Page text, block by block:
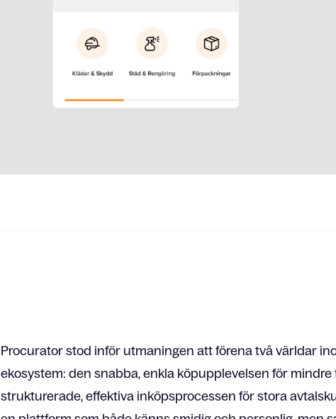
Procurator stod inför utmaningen att förena två världar
ekosystem: den snabba, enkla köpupplevelsen för mindre
strukturerade, effektiva inköpsprocessen för stora